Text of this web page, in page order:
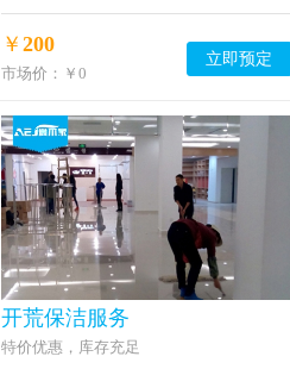
￥ 200
市场价： ￥0
立即预定
开荒保洁服务
特价优惠，库存充足